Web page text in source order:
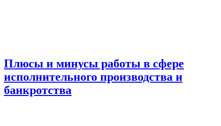
Плюсы и минусы работы в сфере
исполнительного производства и
банкротства